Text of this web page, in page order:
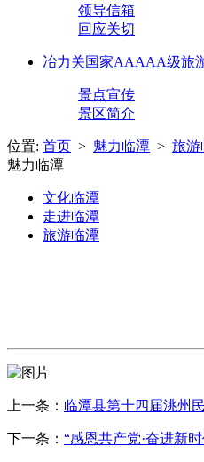
领导信箱
回应关切
冶力关国家AAAAA级旅
景点宣传
景区简介
位置: 首页 > 魅力临潭 > 旅游
魅力临潭
文化临潭
走进临潭
旅游临潭
上一条： 临潭县第十四届洮州
下一条： “感恩共产党·奋进新